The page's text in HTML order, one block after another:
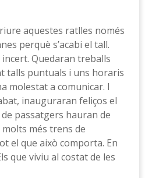
aquestes ratlles només
perquè s’acabi el tall.
Quedaran treballs
talls puntuals i uns horaris
molestat a comunicar. I
inauguraran feliços el
passatgers hauran de
més trens de
el que això comporta. En
que viviu al costat de les